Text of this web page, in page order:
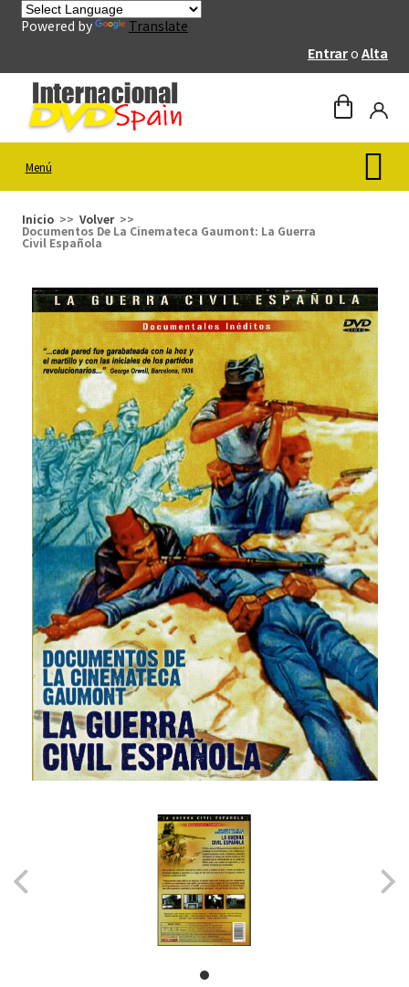
Powered by
Translate
Entraro Alta
Menú
Inicio Volver
Documentos De La Cinemateca Gaumont: La Guerra
Civil Española